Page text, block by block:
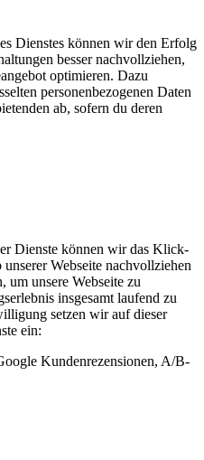
Dienstes können wir den Erfolg
besser nachvollziehen,
optimieren. Dazu
personenbezogenen Daten
ab, sofern du deren
Dienste können wir das Klick-
Webseite nachvollziehen
um unsere Webseite zu
insgesamt laufend zu
setzen wir auf dieser
ein:
Kundenrezensionen, A/B-